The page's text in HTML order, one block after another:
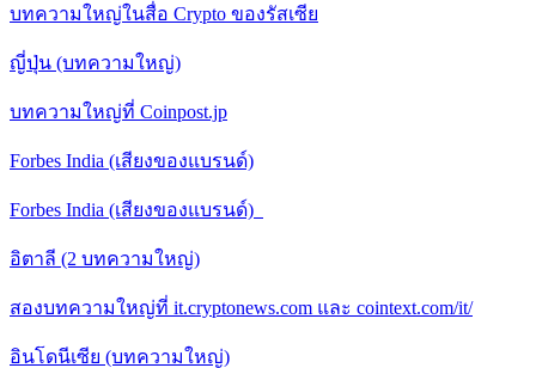
บทความใหญ่ในสื่อ Crypto ของรัสเซีย
ญี่ปุ่น (บทความใหญ่)
บทความใหญ่ที่ Coinpost.jp
Forbes India (เสียงของแบรนด์)
Forbes India (เสียงของแบรนด์)
อิตาลี (2 บทความใหญ่)
สองบทความใหญ่ที่ it.cryptonews.com และ cointext.com/it/
อินโดนีเซีย (บทความใหญ่)